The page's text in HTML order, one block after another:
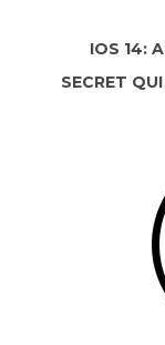
IOS 14:
SECRET